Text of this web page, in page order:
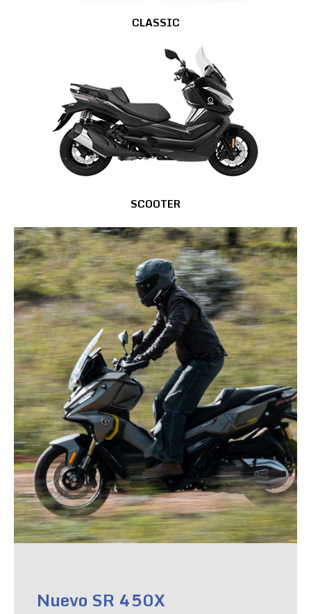
CLASSIC
SCOOTER
Nuevo SR 450X